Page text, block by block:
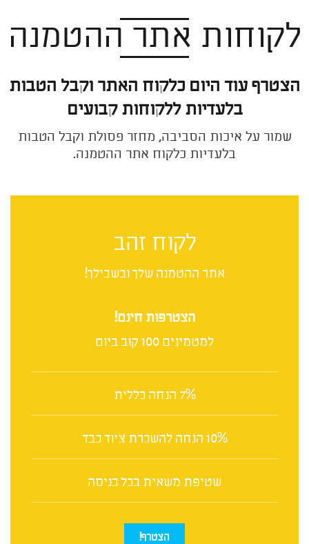
לקוחות אתר ההטמנה
הצטרף עוד היום כלקוח האתר וקבל הטבות
בלעדיות ללקוחות קבועים
שמור על איכות הסביבה, מחזר פסולת וקבל הטבות
בלעדיות כלקוח אתר ההטמנה.
לקוח זהב
אתר ההטמנה שלך ובשבילך!
הצטרפות חינם!
למטמינים 100 קוב ביום
7% הנחה כללית
10% הנחה להשכרת ציוד כבד
שטיפת משאית בכל כניסה
הצטרף!